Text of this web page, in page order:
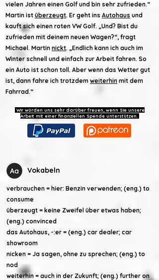
vielen Jahren einen Golf und bin sehr zufrieden.“
Martin ist überzeugt. Er geht ins Autohaus und
kauft sich einen roten VW Golf. „Und? Bist du
zufrieden mit deinem neuen Wagen?“, fragt
Michael. Martin nickt. „Endlich kann ich auch im
Winter schnell und einfach zur Arbeit fahren. So
ein Auto ist schon toll. Aber wenn das Wetter gut
ist, dann fahre ich trotzdem weiterhin mit dem
Fahrrad.“
Wir würden uns sehr darüber freuen, wenn Sie unsere
Arbeit mit einer finanziellen Spende unterstützen.
Vokabeln
verbrauchen = hier: Benzin verwenden; (eng.) to
consume
überzeugt = keine Zweifel über etwas haben;
(eng.) convinced
das Autohaus, -:er = (eng.) car dealer; car
showroom
nicken = Ja sagen, ohne zu sprechen; (eng.) to
nod
weiterhin = auch in der Zukunft; (eng.) further on